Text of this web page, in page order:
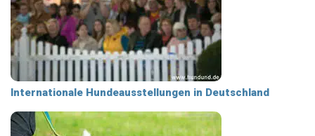
Internationale Hundeausstellungen in Deutschland